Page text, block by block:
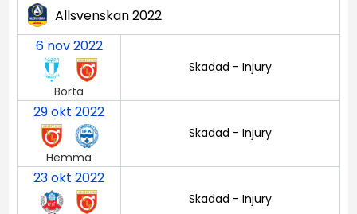
Allsvenskan 2022
6 nov 2022
Borta
Skadad - Injury
29 okt 2022
Hemma
Skadad - Injury
23 okt 2022
Skadad - Injury